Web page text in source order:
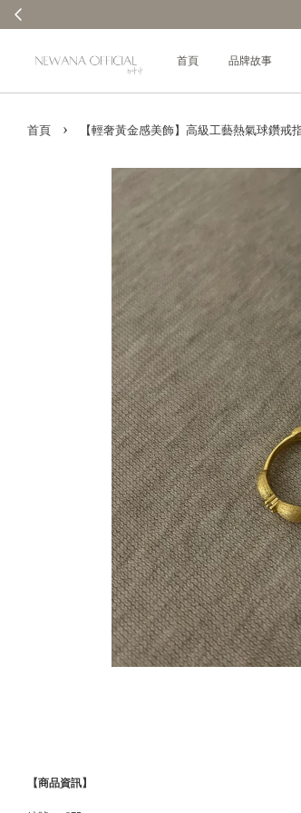
首頁 品牌故事
首頁 › 【輕奢黃金感美飾】高級工藝熱氣球鑽戒
【商品資訊】